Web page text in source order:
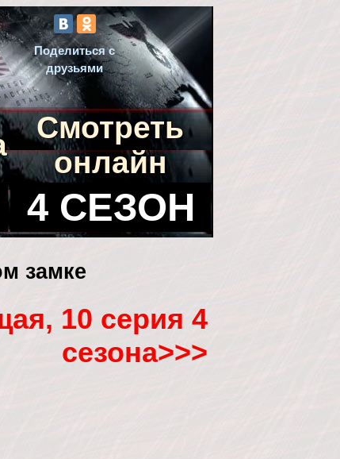
Поделиться с
друзьями
Смотреть
онлайн
4 СЕЗОН
замке
10 серия 4
сезона>>>